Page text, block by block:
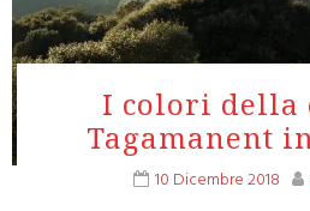
I colori della
Tagamanent
10 Dicembre 2018